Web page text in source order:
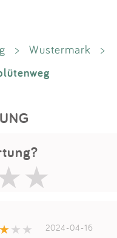
> Wustermark
>
2024-04-16